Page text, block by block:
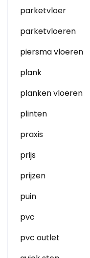
parketvloer
parketvloeren
piersma vloeren
plank
planken vloeren
plinten
praxis
prijs
prijzen
puin
pvc
pvc outlet